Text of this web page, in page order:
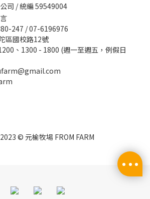
司 / 統編 59549004
247 / 07-6196976
區國校路12號
、1300 - 1800 (週一至週五，例假日
© 元榆牧場 FROM FARM